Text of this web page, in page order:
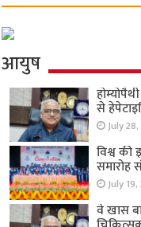
आयुष
से
July
विश्व की
समारोह
July
वे खास